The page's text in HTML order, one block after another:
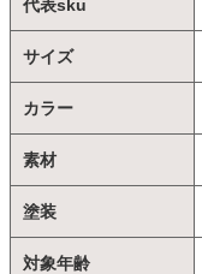
代表sku
サイズ
カラー
素材
塗装
対象年齢